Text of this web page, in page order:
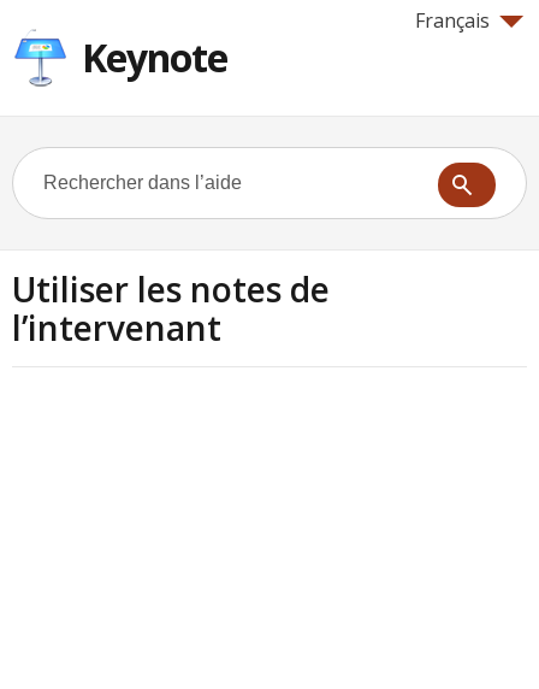
Français
Keynote
Utiliser les notes de
l’intervenant